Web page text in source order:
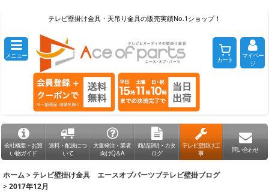
テレビ壁掛け金具・天吊り金具の販売実績No.1ショップ！
メニュー カート
マイペー
ジ
会社概要・お買
い物ガイド
送料・配送につ
いて
大量発注・業者
向けQ＆A
商品説明・カタ
ログ
テレビ壁掛け工
事
問い合わせ
ホーム >テレビ壁掛け金具 エースオブパーツブテレビ壁掛ブログ
>2017年12月